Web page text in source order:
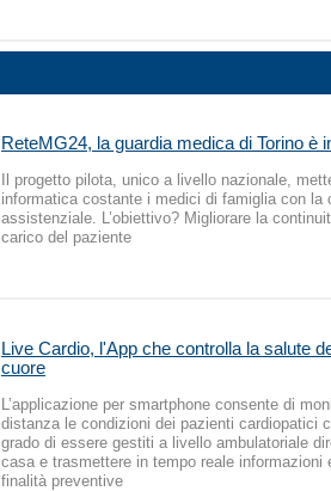
ReteMG24, la guardia medica di Torino è
Il progetto pilota, unico a livello nazionale,
informatica costante i medici di famiglia con la
assistenziale. L’obiettivo? Migliorare la
carico del paziente
Live Cardio, l'App che controlla la salute
cuore
L’applicazione per smartphone consente di
distanza le condizioni dei pazienti cardiopatici
grado di essere gestiti a livello ambulatoriale
casa e trasmettere in tempo reale informazioni
finalità preventive